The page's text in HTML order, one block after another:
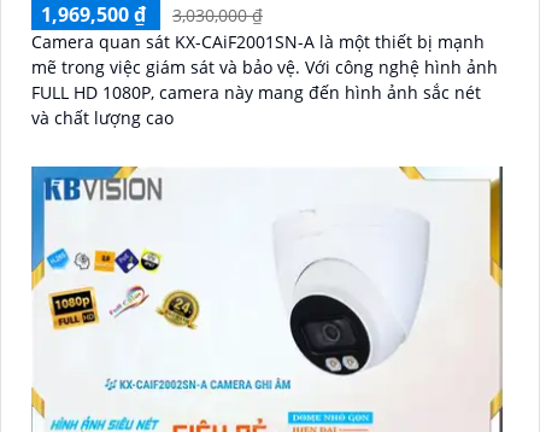
1,969,500 ₫
3,030,000 ₫
Camera quan sát KX-CAiF2001SN-A là một thiết bị mạnh
mẽ trong việc giám sát và bảo vệ. Với công nghệ hình ảnh
FULL HD 1080P, camera này mang đến hình ảnh sắc nét
và chất lượng cao